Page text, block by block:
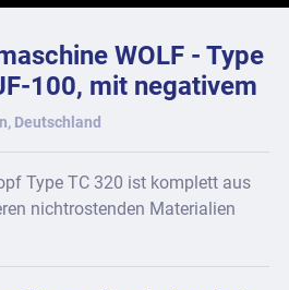
WOLF - Type
100, mit negativem
Deutschland
Type TC 320 ist komplett aus
nichtrostenden Materialien